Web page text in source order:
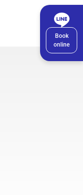
Book
online